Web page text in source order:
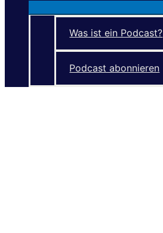
Was ist ein Podcast?
Podcast abonnieren